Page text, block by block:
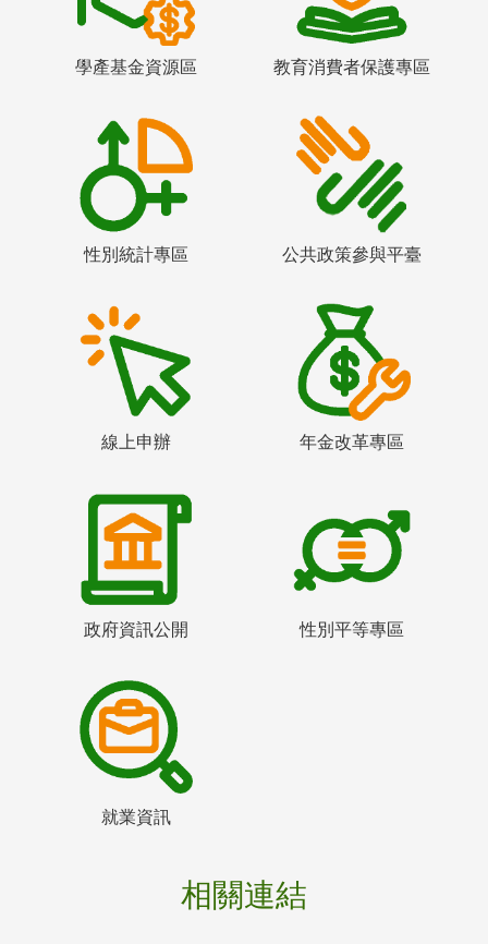
學產基金資源區 教育消費者保護專區
性別統計專區 公共政策參與平臺
線上申辦 年金改革專區
政府資訊公開 性別平等專區
就業資訊
相關連結